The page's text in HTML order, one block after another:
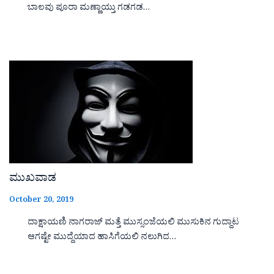
ಬಾಲವು ಪೂರಾ ಮಣ್ಣಾಯ್ತು ಗಡಗಡ…
ಮುಖವಾಡ
October 20, 2019
ದಾಕ್ಷಾಯಣಿ ನಾಗರಾಜ್ ಮತ್ತೆ ಮುಸ್ಸಂಜೆಯಲಿ ಮುಸುಕಿನ ಗುದ್ದಾಟ
ಆಗಷ್ಟೇ ಮುದ್ದೆಯಾದ ಹಾಸಿಗೆಯಲಿ ನಲುಗಿದ…